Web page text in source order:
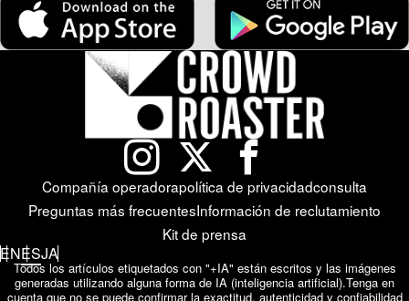
Compañía operadorapolítica de privacidadconsulta
Preguntas más frecuentesInformación de reclutamiento
Kit de prensa
ENESJA
Todos los artículos etiquetados con "+IA" están escritos y las imágenes
generadas utilizando alguna forma de IA (inteligencia artificial).Tenga en
cuenta que no se puede confirmar la exactitud, autenticidad y confiabilidad